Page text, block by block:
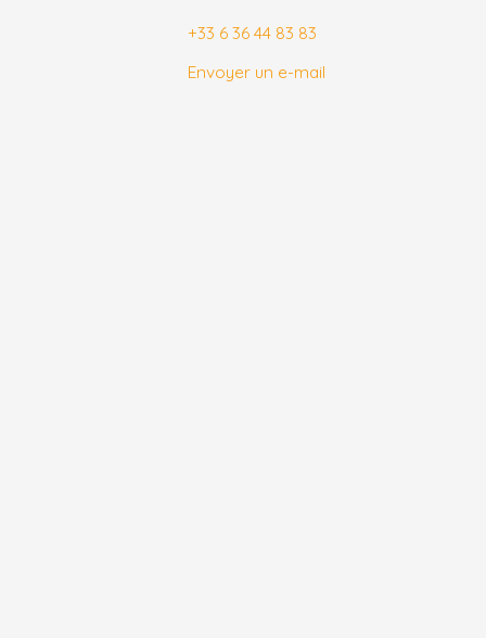
+33 6 36 44 83 83
Envoyer un e-mail